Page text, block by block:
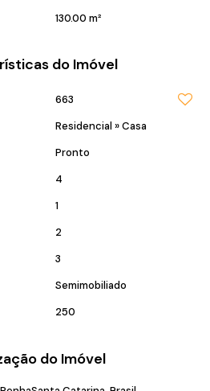
130.00 m²
do Imóvel
663
Residencial »Casa
Pronto
4
1
2
3
Semimobiliado
250
do Imóvel